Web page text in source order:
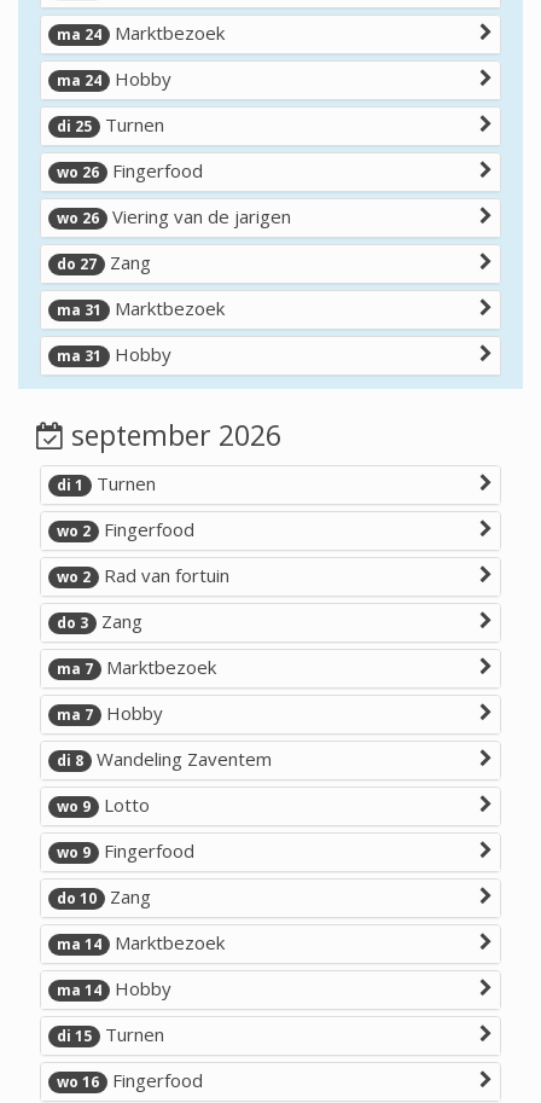
ma 24 Marktbezoek
ma 24 Hobby
di 25 Turnen
wo 26 Fingerfood
wo 26 Viering van de jarigen
do 27 Zang
ma 31 Marktbezoek
ma 31 Hobby
september 2026
di 1 Turnen
wo 2 Fingerfood
wo 2 Rad van fortuin
do 3 Zang
ma 7 Marktbezoek
ma 7 Hobby
di 8 Wandeling Zaventem
wo 9 Lotto
wo 9 Fingerfood
do 10 Zang
ma 14 Marktbezoek
ma 14 Hobby
di 15 Turnen
wo 16 Fingerfood